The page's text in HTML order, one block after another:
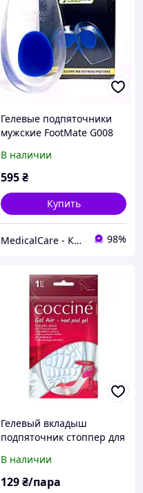
Гелевые подпяточники
мужские FootMate G008
В наличии
595₴
Купить
MedicalCare - Красота и уход за Вашим здоровьем 98%
Гелевый вкладыш
подпяточник стоппер для
Heel Pad Gel Польша
В наличии
129₴/пара